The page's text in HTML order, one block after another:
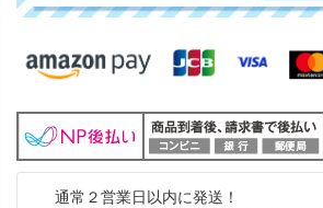
通常２営業日以内に発送！